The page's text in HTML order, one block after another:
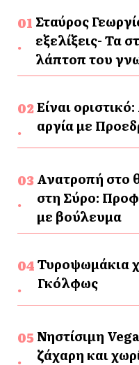
Σταύρος
εξελίξεις- Τα
λάπτοπ του
Είναι
αργία με
Ανατροπή στο
στη Σύρο:
με βούλευμα
Τυροψωμάκια
Γκόλφως
Νηστίσιμη
ζάχαρη και